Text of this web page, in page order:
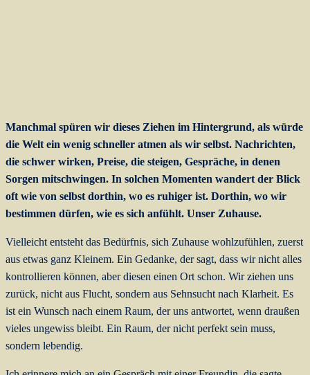
Manchmal spüren wir dieses Ziehen im Hintergrund, als würde
die Welt ein wenig schneller atmen als wir selbst. Nachrichten,
die schwer wirken, Preise, die steigen, Gespräche, in denen
Sorgen mitschwingen. In solchen Momenten wandert der Blick
oft wie von selbst dorthin, wo es ruhiger ist. Dorthin, wo wir
bestimmen dürfen, wie es sich anfühlt. Unser Zuhause.
Vielleicht entsteht das Bedürfnis, sich Zuhause wohlzufühlen, zuerst
aus etwas ganz Kleinem. Ein Gedanke, der sagt, dass wir nicht alles
kontrollieren können, aber diesen einen Ort schon. Wir ziehen uns
zurück, nicht aus Flucht, sondern aus Sehnsucht nach Klarheit. Es
ist ein Wunsch nach einem Raum, der uns antwortet, wenn draußen
vieles ungewiss bleibt. Ein Raum, der nicht perfekt sein muss,
sondern lebendig.